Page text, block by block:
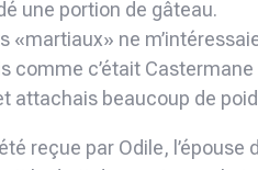
une portion de gâteau.
«martiaux» ne
comme c’était
attachais beaucoup de
reçue par Odile,